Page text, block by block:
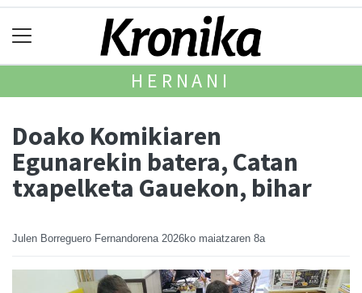
HERNANI
Doako Komikiaren
Egunarekin batera, Catan
txapelketa Gauekon, bihar
Julen Borreguero Fernandorena 2026ko maiatzaren 8a